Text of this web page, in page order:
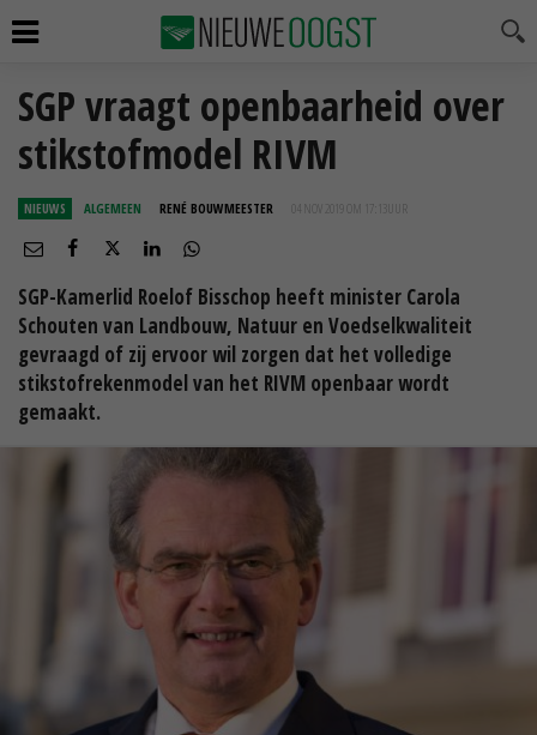
SGP vraagt openbaarheid over
stikstofmodel RIVM
NIEUWS ALGEMEEN RENÉ BOUWMEESTER 04 NOV 2019 OM 17:13
SGP-Kamerlid Roelof Bisschop heeft minister Carola
Schouten van Landbouw, Natuur en Voedselkwaliteit
gevraagd of zij ervoor wil zorgen dat het volledige
stikstofrekenmodel van het RIVM openbaar wordt
gemaakt.